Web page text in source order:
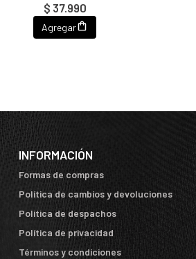
$ 37.990
Agregar
INFORMACIÓN
Formas de compras
Política de cambios y devoluciones
Política de despachos
Política de privacidad
Términos y condiciones